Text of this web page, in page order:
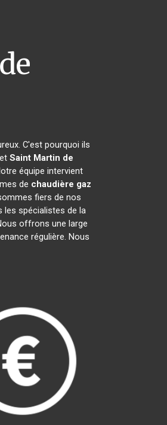
C'est pourquoi ils
Saint Martin de
équipe intervient
de chaudière gaz
fiers de nos
spécialistes de la
offrons une large
régulière. Nous